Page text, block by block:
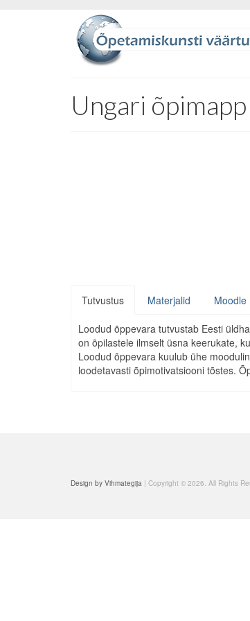
Ungari õpimapp
Tutvustus Materjalid Moodle
Loodud õppevara tutvustab Eesti
on õpilastele ilmselt üsna keerukate,
Loodud õppevara kuulub ühe
loodetavasti õpimotivatsiooni tõstes.
Design by Vihmategija | Copyright © 2026. All Rights